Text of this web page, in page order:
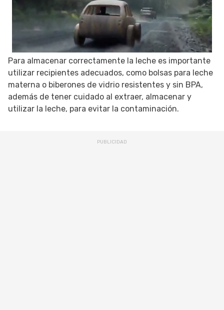
Para almacenar correctamente la leche es importante
utilizar recipientes adecuados, como bolsas para leche
materna o biberones de vidrio resistentes y sin BPA,
además de tener cuidado al extraer, almacenar y
utilizar la leche, para evitar la contaminación.